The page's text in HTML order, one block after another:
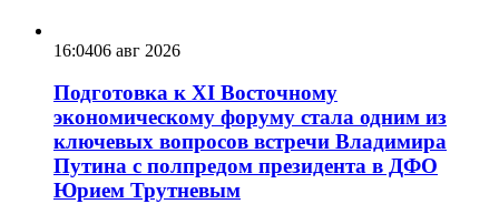
16:0406 авг 2026
Подготовка к XI Восточному
экономическому форуму стала одним из
ключевых вопросов встречи Владимира
Путина с полпредом президента в ДФО
Юрием Трутневым